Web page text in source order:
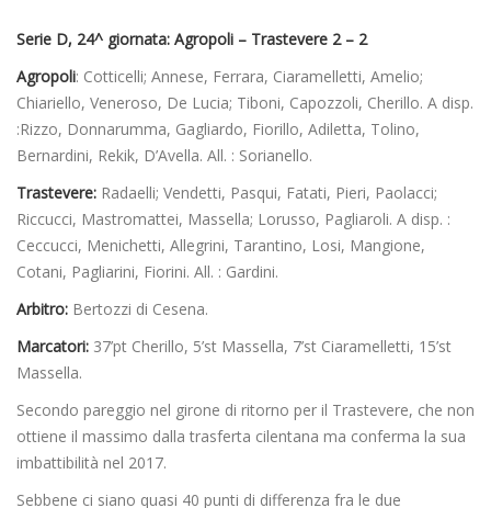
Serie D, 24^ giornata: Agropoli – Trastevere 2 – 2
Agropoli: Cotticelli; Annese, Ferrara, Ciaramelletti, Amelio;
Chiariello, Veneroso, De Lucia; Tiboni, Capozzoli, Cherillo. A disp.
:Rizzo, Donnarumma, Gagliardo, Fiorillo, Adiletta, Tolino,
Bernardini, Rekik, D’Avella. All. : Sorianello.
Trastevere: Radaelli; Vendetti, Pasqui, Fatati, Pieri, Paolacci;
Riccucci, Mastromattei, Massella; Lorusso, Pagliaroli. A disp. :
Ceccucci, Menichetti, Allegrini, Tarantino, Losi, Mangione,
Cotani, Pagliarini, Fiorini. All. : Gardini.
Arbitro: Bertozzi di Cesena.
Marcatori: 37’pt Cherillo, 5’st Massella, 7’st Ciaramelletti, 15’st
Massella.
Secondo pareggio nel girone di ritorno per il Trastevere, che non
ottiene il massimo dalla trasferta cilentana ma conferma la sua
imbattibilità nel 2017.
Sebbene ci siano quasi 40 punti di differenza fra le due